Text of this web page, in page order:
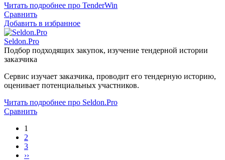
Читать подробнее про TenderWin
Сравнить
Добавить в избранное
Seldon.Pro
Подбор подходящих закупок, изучение тендерной истории
заказчика
Сервис изучает заказчика, проводит его тендерную историю,
оценивает потенциальных участников.
Читать подробнее про Seldon.Pro
Сравнить
1
2
3
››